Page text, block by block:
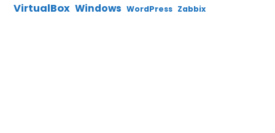
VirtualBox Windows WordPress Zabbix